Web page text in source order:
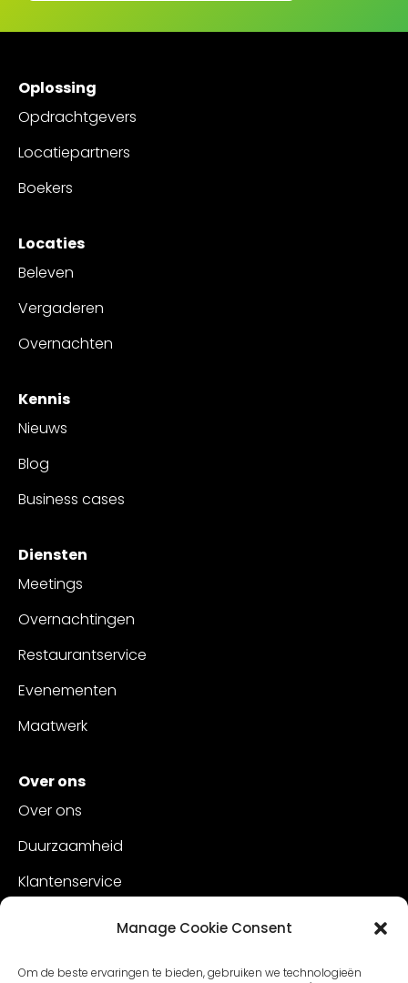
Manage Cookie Consent
Om de beste ervaringen te bieden, gebruiken we technologieën
Oplossing
Opdrachtgevers
Locatiepartners
Boekers
Locaties
Beleven
Vergaderen
Overnachten
Kennis
Nieuws
Blog
Business cases
Diensten
Meetings
Overnachtingen
Restaurantservice
Evenementen
Maatwerk
Over ons
Over ons
Duurzaamheid
Klantenservice